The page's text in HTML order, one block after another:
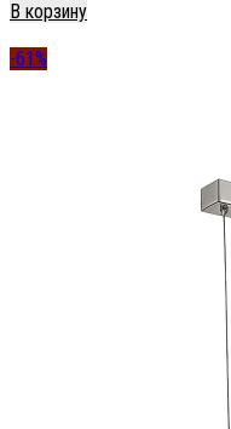
В корзину
-61%